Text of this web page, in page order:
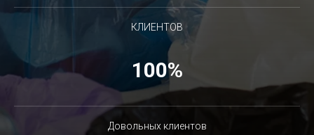
КЛИЕНТОВ
100%
Довольных клиентов